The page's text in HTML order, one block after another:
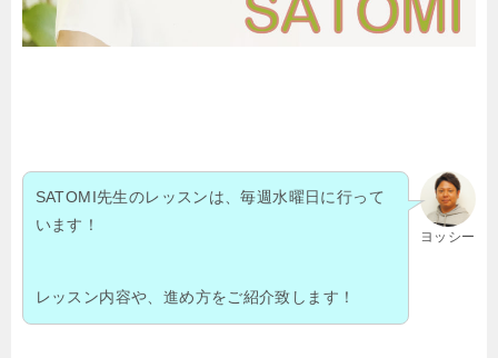
ヨッシー
SATOMI先生のレッスンは、毎週水曜日に行って
います！
レッスン内容や、進め方をご紹介致します！